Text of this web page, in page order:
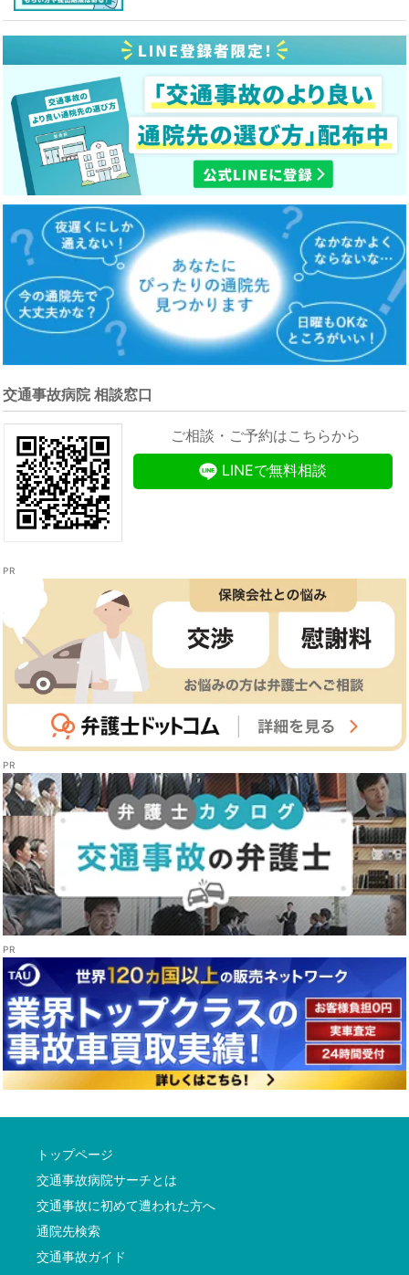
交通事故病院 相談窓口
ご相談・ご予約はこちらから
LINEで無料相談
トップページ
交通事故病院サーチとは
交通事故に初めて遭われた方へ
通院先検索
交通事故ガイド